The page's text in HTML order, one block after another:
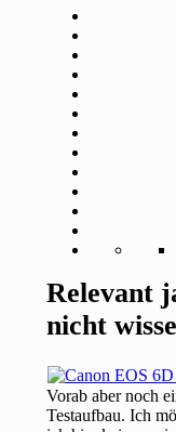
Relevant
nicht
Vorab aber noch
Testaufbau. Ich